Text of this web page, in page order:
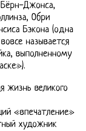
Бёрн-Джонса,
Обри
Бэкона (одна
называется
выполненному
жизнь великого
«впечатление»
художник